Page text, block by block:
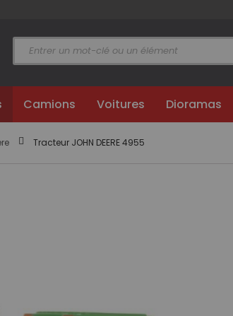
Camions Voitures Dioramas
Tracteur JOHN DEERE 4955